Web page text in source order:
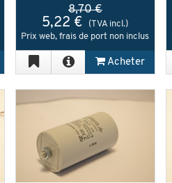
8,70 €
5,22 €
(TVA incl.)
Prix web, frais de port non inclus
Acheter